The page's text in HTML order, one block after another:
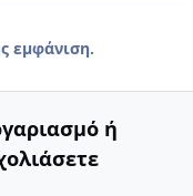
εμφάνιση.
ή